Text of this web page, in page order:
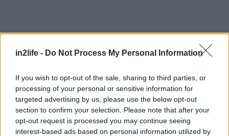
in2life - Do Not Process My Personal Information
If you wish to opt-out of the sale, sharing to third parties, or
processing of your personal or sensitive information for
targeted advertising by us, please use the below opt-out
section to confirm your selection. Please note that after your
opt-out request is processed you may continue seeing
interest-based ads based on personal information utilized by
Αναζήτηση
για...